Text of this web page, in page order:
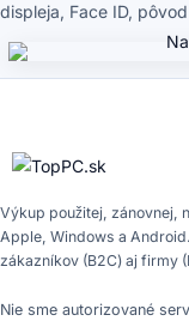
displeja, Face ID,
Výkup použitej, zánovnej,
Apple, Windows a
zákazníkov (B2C) aj firmy
Nie sme autorizované